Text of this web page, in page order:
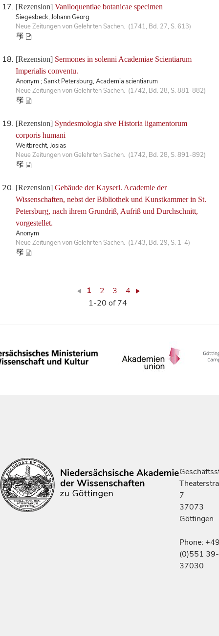
[Rezension] Vaniloquentiae botanicae specimen
Siegesbeck, Johann Georg
Neue Zeitungen von Gelehrten Sachen. (1741, Bd. 27, S. 613)
[Rezension] Sermones in solenni Academiae Scientiarum
Imperialis conventu.
Anonym ; Sankt Petersburg, Academia scientiarum
Neue Zeitungen von Gelehrten Sachen. (1742, Bd. 28, S. 881-882)
[Rezension] Syndesmologia sive Historia ligamentorum
corporis humani
Weitbrecht, Josias
Neue Zeitungen von Gelehrten Sachen. (1742, Bd. 28, S. 891-892)
[Rezension] Gebäude der Kayserl. Academie der
Wissenschaften, nebst der Bibliothek und Kunstkammer in St.
Petersburg, nach ihrem Grundriß, Aufriß und Durchschnitt,
vorgestellet.
Anonym
Neue Zeitungen von Gelehrten Sachen. (1743, Bd. 29, S. 1-4)
1 2 3
4
1-20 of 74
7
37073
Göttingen
Phone:
(0)551 39-
37030